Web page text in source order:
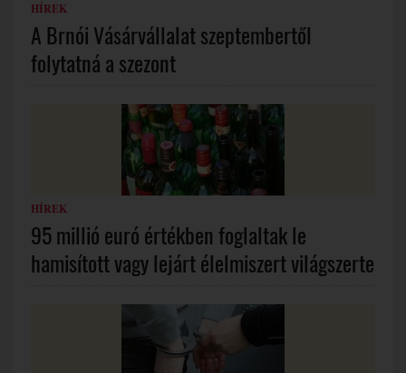
HÍREK
A Brnói Vásárvállalat szeptembertől
folytatná a szezont
HÍREK
95 millió euró értékben foglaltak le
hamisított vagy lejárt élelmiszert világszerte